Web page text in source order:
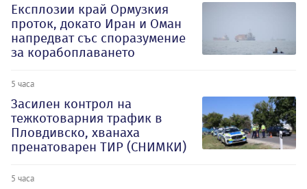
Експлозии край Ормузкия
проток, докато Иран и Оман
напредват със споразумение
за корабоплаването
5 часа
Засилен контрол на
тежкотоварния трафик в
Пловдивско, хванаха
пренатоварен ТИР (СНИМКИ)
5 часа